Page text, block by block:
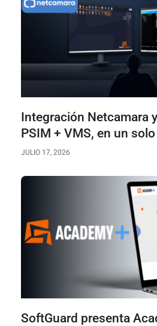
Integración Netcamara
PSIM + VMS, en un
JULIO 17, 2026
SoftGuard presenta